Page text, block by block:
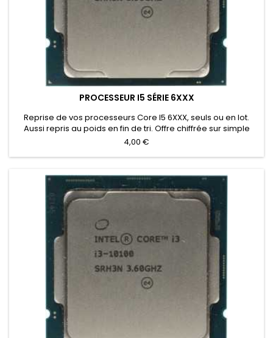
PROCESSEUR I5 SÉRIE 6XXX
Reprise de vos processeurs Core I5 6XXX, seuls ou en lot.
Aussi repris au poids en fin de tri. Offre chiffrée sur simple
inventaire.
4,00 €